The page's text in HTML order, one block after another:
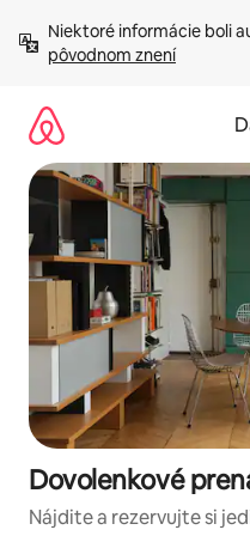
obsah.
Niektoré informácie boli
pôvodnom znení
Dovolenkové
Nájdite a rezervujte si